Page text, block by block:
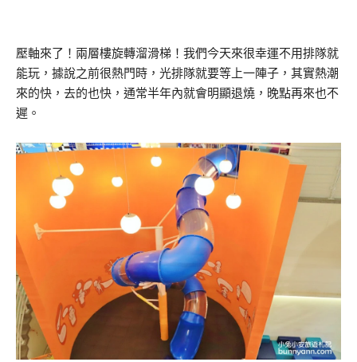
壓軸來了！兩層樓旋轉溜滑梯！我們今天來很幸運不用排隊就
能玩，據說之前很熱門時，光排隊就要等上一陣子，其實熱潮
來的快，去的也快，通常半年內就會明顯退燒，晚點再來也不
遲。